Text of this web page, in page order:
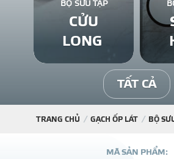
BỘ SƯU TẬP
CỬU
LONG
TẤT CẢ
TRANG CHỦ GẠCH ỐP LÁT BỘ
MÃ SẢN PHẨM: